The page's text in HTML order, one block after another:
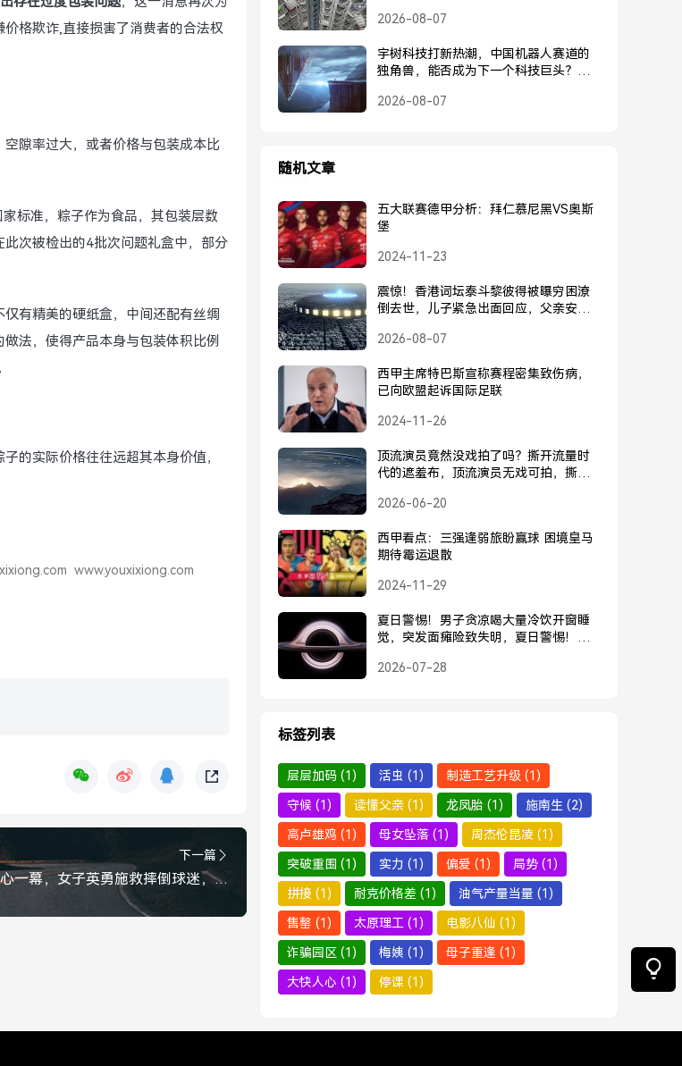
格欺诈,直接损害了消费者的合法权
隙率过大，或者价格与包装成本比
标准，粽子作为食品，其包装层数
次被检出的4批次问题礼盒中，部分
有精美的硬纸盒，中间还配有丝绸
法，使得产品本身与包装体积比例
的实际价格往往远超其本身价值，
www.youxixiong.com
下一篇
尼克斯主场暖心一幕，女子英勇施救摔倒球迷，竟被多次亲吻表感激，尼克斯主场暖心一幕，女子英勇施救获球迷亲吻致谢
2026-08-07
宇树科技打新热潮，中国机器人赛道的
独角兽，能否成为下一个科技巨头？宇
否成为下一个科技巨头？
2026-08-07
随机文章
五大联赛德甲分析：拜仁慕尼黑VS奥斯
堡
2024-11-23
震惊！香港词坛泰斗黎彼得被曝穷困潦
倒去世，儿子紧急出面回应，父亲安
紧急回应，父亲安好并未离世
2026-08-07
西甲主席特巴斯宣称赛程密集致伤病，
已向欧盟起诉国际足联
2024-11-26
顶流演员竟然没戏拍了吗？撕开流量时
代的遮羞布，顶流演员无戏可拍，撕开
2026-06-20
西甲看点：三强逢弱旅盼赢球 困境皇马
期待霉运退散
2024-11-29
夏日警惕！男子贪凉喝大量冷饮开窗睡
觉，突发面瘫险致失明，夏日警惕！男
明
2026-07-28
标签列表
层层加码 (1) 活虫 (1) 制造工艺升级 (1)
守候 (1) 读懂父亲 (1) 龙凤胎 (1) 施南生 (2)
高卢雄鸡 (1) 母女坠落 (1) 周杰伦昆凌 (1)
突破重围 (1) 实力 (1) 偏爱 (1) 局势 (1)
拼接 (1) 耐克价格差 (1) 油气产量当量 (1)
售罄 (1) 太原理工 (1) 电影八仙 (1)
诈骗园区 (1) 梅姨 (1) 母子重逢 (1)
大快人心 (1) 停课 (1)